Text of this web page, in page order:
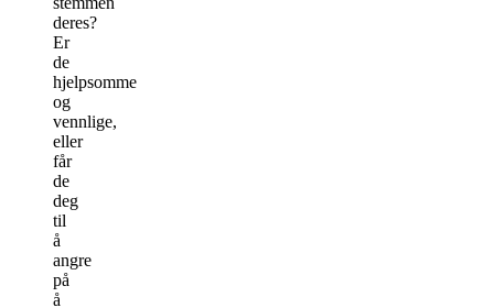
deres?
Er
de
hjelpsomme
og
vennlige,
eller
får
de
deg
til
å
angre
på
å